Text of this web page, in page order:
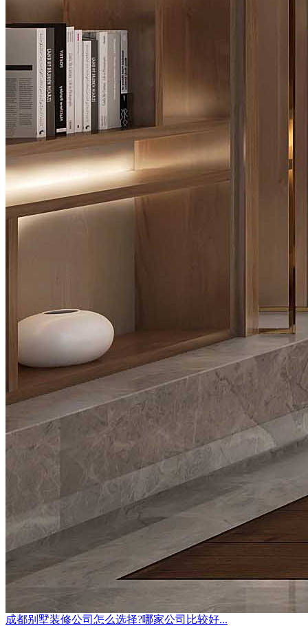
成都别墅装修公司怎么选择?哪家公司比较好...